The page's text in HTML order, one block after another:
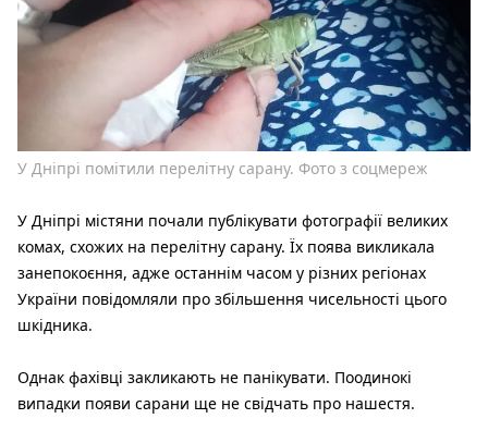
У Дніпрі помітили перелітну сарану. Фото з соцмереж
У Дніпрі містяни почали публікувати фотографії великих
комах, схожих на перелітну сарану. Їх поява викликала
занепокоєння, адже останнім часом у різних регіонах
України повідомляли про збільшення чисельності цього
шкідника.
Однак фахівці закликають не панікувати. Поодинокі
випадки появи сарани ще не свідчать про нашестя.